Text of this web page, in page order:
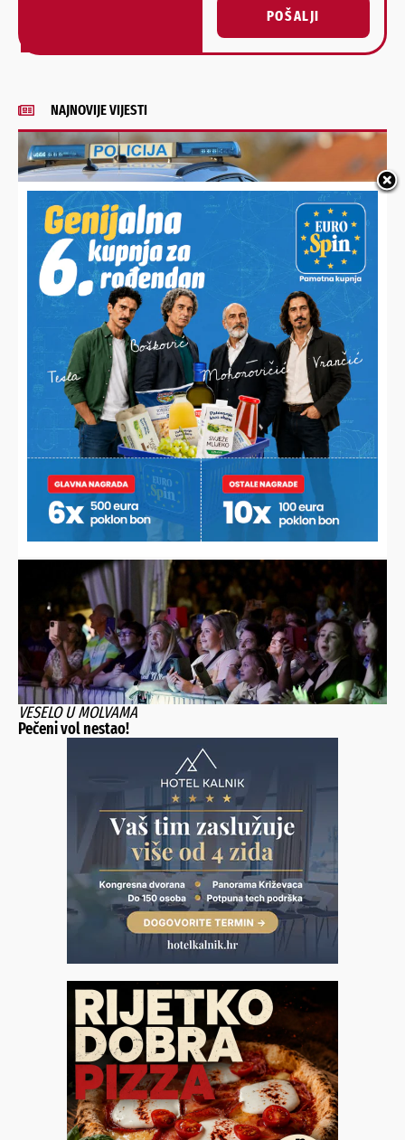
POŠALJI
Alternative:
NAJNOVIJE VIJESTI
SLIJEDI PREKRŠAJNI POSTUPAK
Oduzeli još jedno opasno i zabranjeno vozilo
NOVI DETALJI SUDARA VLAKOVA
Ozlijeđeno 25 osoba, putničkim vlakom upravljao 61-
godišnjak, teretnim 20-godišnjak
VESELO U MOLVAMA
Pečeni vol nestao!